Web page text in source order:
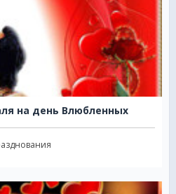
на день Влюбленных